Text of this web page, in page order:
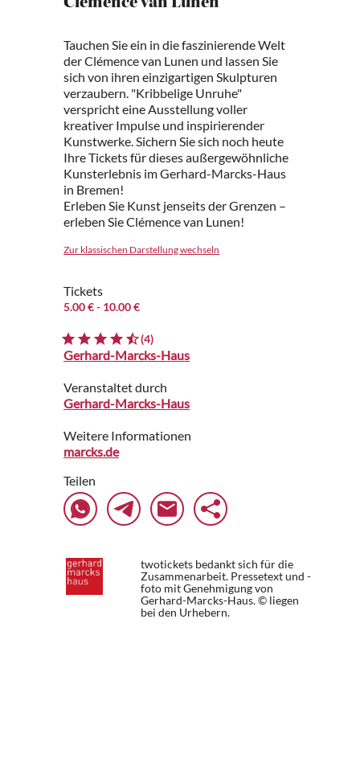
Clémence van Lunen
Tauchen Sie ein in die faszinierende Welt
der Clémence van Lunen und lassen Sie
sich von ihren einzigartigen Skulpturen
verzaubern. "Kribbelige Unruhe"
verspricht eine Ausstellung voller
kreativer Impulse und inspirierender
Kunstwerke. Sichern Sie sich noch heute
Ihre Tickets für dieses außergewöhnliche
Kunsterlebnis im Gerhard-Marcks-Haus
in Bremen!
Erleben Sie Kunst jenseits der Grenzen –
erleben Sie Clémence van Lunen!
Zur klassischen Darstellung wechseln
Tickets
5.00 €- 10.00 €
(4)
Gerhard-Marcks-Haus
Veranstaltet durch
Gerhard-Marcks-Haus
Weitere Informationen
marcks.de
Teilen
twotickets bedankt sich für die
Zusammenarbeit. Pressetext und -
foto mit Genehmigung von
Gerhard-Marcks-Haus. © liegen
bei den Urhebern.